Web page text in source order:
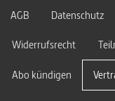
AGB Datenschutz
Widerrufsrecht
Abo kündigen